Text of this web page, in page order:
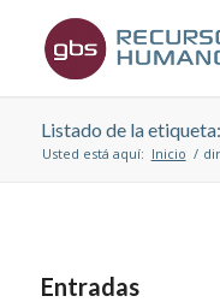
Listado de la
Usted está aquí: Inicio /
Entradas